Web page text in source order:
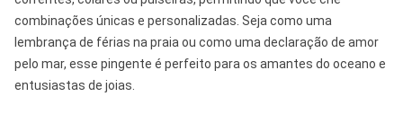
combinações únicas e personalizadas. Seja como uma
lembrança de férias na praia ou como uma declaração de amor
pelo mar, esse pingente é perfeito para os amantes do oceano e
entusiastas de joias.